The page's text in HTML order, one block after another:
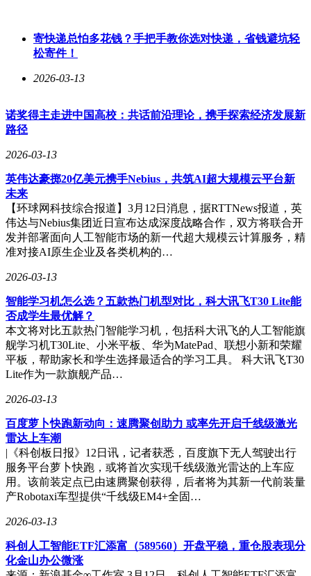
寄快递总怕多花钱？手把手教你选对快递，省钱避坑轻
松寄件！
2026-03-13
诺奖得主走进中国高校：共话前沿理论，携手探索经济发展新
路径
2026-03-13
英伟达豪掷20亿美元携手Nebius，共筑AI超大规模云平台新
未来
【环球网科技综合报道】3月12日消息，据RTTNews报道，英
伟达与Nebius集团近日宣布达成深度战略合作，双方将联合开
发并部署面向人工智能市场的新一代超大规模云计算服务，精
准对接AI原生企业及各类机构的…
2026-03-13
智能学习机怎么选？五款热门机型对比，科大讯飞T30 Lite能
否成学生最优解？
本文将对比五款热门智能学习机，包括科大讯飞的人工智能旗
舰学习机T30Lite、小米平板、华为MatePad、联想小新和荣耀
平板，帮助家长和学生选择最适合的学习工具。 科大讯飞T30
Lite作为一款旗舰产品…
2026-03-13
百度萝卜快跑新动向：速腾聚创助力 或率先开启千线级激光
雷达上车潮
|《科创板日报》12日讯，记者获悉，百度旗下无人驾驶出行
服务平台萝卜快跑，或将首次实现千线级激光雷达的上车应
用。该前装定点已由速腾聚创获得，后者将为其新一代前装量
产Robotaxi车型提供“千线级EM4+全固…
2026-03-13
科创人工智能ETF汇添富（589560）开盘平稳，重仓股表现分
化金山办公微涨